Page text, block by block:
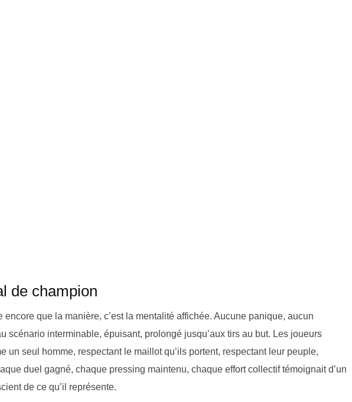
de champion
que la manière, c’est la mentalité affichée. Aucune panique, aucun
scénario interminable, épuisant, prolongé jusqu’aux tirs au but. Les joueurs
un seul homme, respectant le maillot qu’ils portent, respectant leur peuple,
duel gagné, chaque pressing maintenu, chaque effort collectif témoignait d’un
de ce qu’il représente.